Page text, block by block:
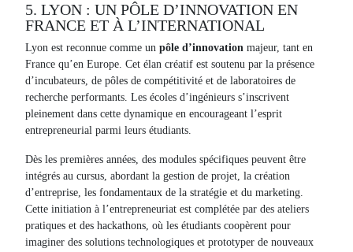
5. LYON : UN PÔLE D’INNOVATION EN
FRANCE ET À L’INTERNATIONAL
Lyon est reconnue comme un pôle d’innovation majeur, tant en
France qu’en Europe. Cet élan créatif est soutenu par la présence
d’incubateurs, de pôles de compétitivité et de laboratoires de
recherche performants. Les écoles d’ingénieurs s’inscrivent
pleinement dans cette dynamique en encourageant l’esprit
entrepreneurial parmi leurs étudiants.
Dès les premières années, des modules spécifiques peuvent être
intégrés au cursus, abordant la gestion de projet, la création
d’entreprise, les fondamentaux de la stratégie et du marketing.
Cette initiation à l’entrepreneuriat est complétée par des ateliers
pratiques et des hackathons, où les étudiants coopèrent pour
imaginer des solutions technologiques et prototyper de nouveaux